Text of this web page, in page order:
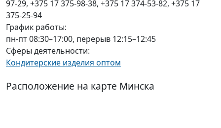
97-29, +375 17 375-98-38, +375 17 374-53-82, +375 17
375-25-94
График работы:
пн-пт 08:30–17:00, перерыв 12:15–12:45
Сферы деятельности:
Кондитерские изделия оптом
Расположение на карте Минска
Документы для ЗАГСа